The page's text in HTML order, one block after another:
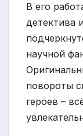
В его
детектива
научной
повороты
героев –